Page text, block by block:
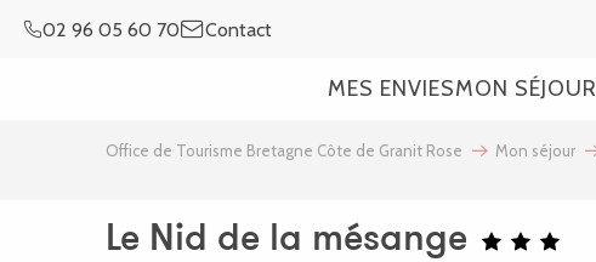
02 96 05 60 70 Contact
MES ENVIESMON SÉJOUR
Office de Tourisme Bretagne Côte de Granit Rose Mon séjour
Le Nid de la mésange